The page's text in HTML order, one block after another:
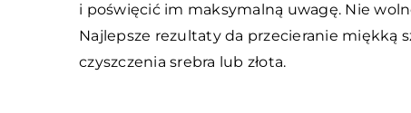
i poświęcić im maksymalną uwagę. Nie
Najlepsze rezultaty da przecieranie miękką
czyszczenia srebra lub złota.